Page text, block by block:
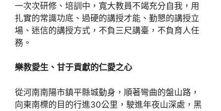
一次次研修、培訓中，寬大教員不竭充分自我，用
扎實的常識功底、過硬的講授才能、勤懇的講授立
場、迷信的講授方式，不負三尺講臺，不負育人任
務。
樂教愛生、甘于貢獻的仁愛之心
從河南南陽市鎮平縣城動身，順著彎曲的盤山路，
向東南標的目的行進30公里，駛進年夜山深處，黑